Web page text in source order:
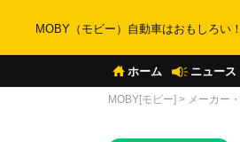
MOBY（モビー）自動車はおもしろい！
ホーム ニュース
MOBY[モビー] > メーカー